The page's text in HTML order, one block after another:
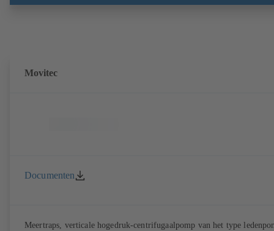
Movitec
Documenten
Meertraps, verticale hogedruk-centrifugaalpomp van het type